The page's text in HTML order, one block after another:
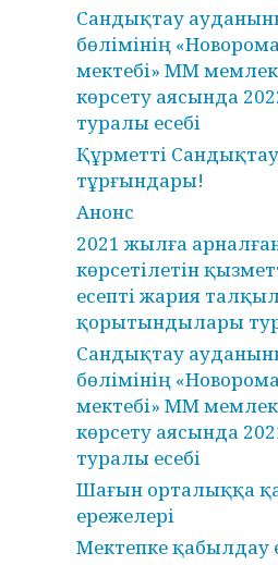
Сандықтау
бөлімінің
мектебі» ММ
көрсету аясында
туралы есебі
Құрметті
тұрғындары!
Анонс
2021 жылға
көрсетілетін
есепті жария
қорытындылары
Сандықтау
бөлімінің
мектебі» ММ
көрсету аясында
туралы есебі
Шағын орталыққа
ережелері
Мектепке қабылдау